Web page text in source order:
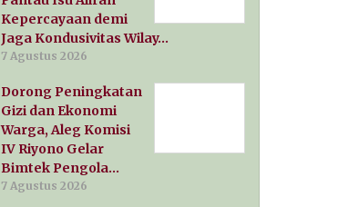
Kepercayaan demi
Jaga Kondusivitas Wilay…
7 Agustus 2026
Dorong Peningkatan
Gizi dan Ekonomi
Warga, Aleg Komisi
IV Riyono Gelar
Bimtek Pengola…
7 Agustus 2026